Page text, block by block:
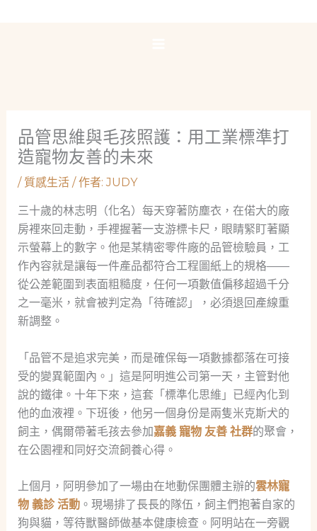
品管思維與毛孩照護：用工業標準打
造寵物友善的未來
/ 質感生活/ 作者:JUDY
三十歲的林志明（化名）每天穿著防塵衣，在偌大的廠
房裡來回走動，手裡握著一支游標卡尺，眼睛緊盯著顯
示螢幕上的數字。他是某精密零件廠的品管檢驗員，工
作內容就是讓每一件產品都符合工程圖紙上的規格——
從公差範圍到表面粗糙度，任何一項數值偏移超過千分
之一毫米，就會被判定為「待確認」，必須退回產線重
新調整。
「品管不是追求完美，而是確保每一項數據都落在可接
受的變異範圍內。」這是阿明進公司第一天，主管對他
說的鐵律。十年下來，這套「標準化思維」已經內化到
他的血液裡。下班後，他另一個身份是兩隻米克斯犬的
飼主，偶爾帶著毛孩去參加嘉義 寵物 友善 社群的聚會，
在公園裡和同好交流飼養心得。
上個月，阿明參加了一場由在地動保團體主辦的雲林寵
物 義診 活動。現場排了長長的隊伍，飼主們抱著自家的
狗與貓，等待獸醫師做基本健康檢查。阿明站在一旁觀